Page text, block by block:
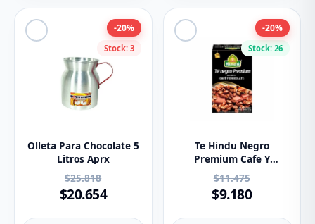
Stock: 3
-20%
Olleta Para Chocolate 5
Litros Aprx
$25.818
$20.654
Stock: 26
-20%
Te Hindu Negro
Premium Cafe Y
Chocolate Caja Por 20
Sobres
$11.475
$9.180